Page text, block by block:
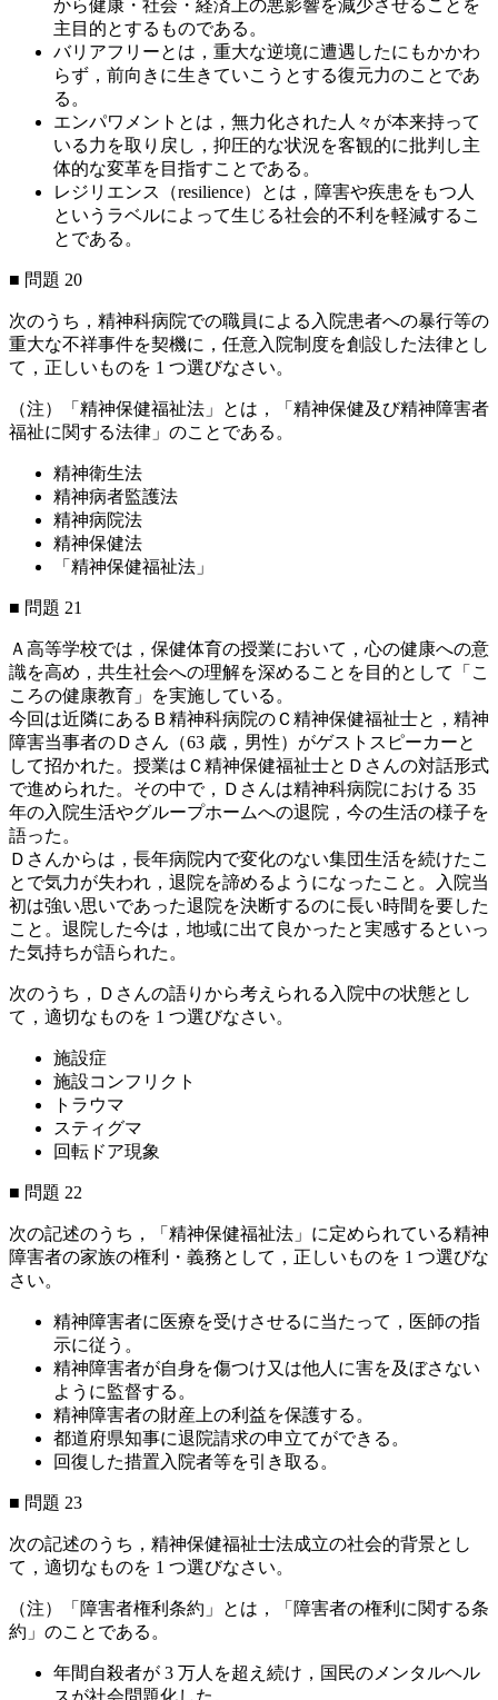
から健康・社会・経済上の悪影響を減少させることを
主目的とするものである。
バリアフリーとは，重大な逆境に遭遇したにもかかわ
らず，前向きに生きていこうとする復元力のことであ
る。
エンパワメントとは，無力化された人々が本来持って
いる力を取り戻し，抑圧的な状況を客観的に批判し主
体的な変革を目指すことである。
レジリエンス（resilience）とは，障害や疾患をもつ人
というラベルによって生じる社会的不利を軽減するこ
とである。
■ 問題 20
次のうち，精神科病院での職員による入院患者への暴行等の
重大な不祥事件を契機に，任意入院制度を創設した法律とし
て，正しいものを 1 つ選びなさい。
（注）「精神保健福祉法」とは，「精神保健及び精神障害者
福祉に関する法律」のことである。
精神衛生法
精神病者監護法
精神病院法
精神保健法
「精神保健福祉法」
■ 問題 21
Ａ高等学校では，保健体育の授業において，心の健康への意
識を高め，共生社会への理解を深めることを目的として「こ
ころの健康教育」を実施している。
今回は近隣にあるＢ精神科病院のＣ精神保健福祉士と，精神
障害当事者のＤさん（63 歳，男性）がゲストスピーカーと
して招かれた。授業はＣ精神保健福祉士とＤさんの対話形式
で進められた。その中で，Ｄさんは精神科病院における 35
年の入院生活やグループホームへの退院，今の生活の様子を
語った。
Ｄさんからは，長年病院内で変化のない集団生活を続けたこ
とで気力が失われ，退院を諦めるようになったこと。入院当
初は強い思いであった退院を決断するのに長い時間を要した
こと。退院した今は，地域に出て良かったと実感するといっ
た気持ちが語られた。
次のうち，Ｄさんの語りから考えられる入院中の状態とし
て，適切なものを 1 つ選びなさい。
施設症
施設コンフリクト
トラウマ
スティグマ
回転ドア現象
■ 問題 22
次の記述のうち，「精神保健福祉法」に定められている精神
障害者の家族の権利・義務として，正しいものを 1 つ選びな
さい。
精神障害者に医療を受けさせるに当たって，医師の指
示に従う。
精神障害者が自身を傷つけ又は他人に害を及ぼさない
ように監督する。
精神障害者の財産上の利益を保護する。
都道府県知事に退院請求の申立てができる。
回復した措置入院者等を引き取る。
■ 問題 23
次の記述のうち，精神保健福祉士法成立の社会的背景とし
て，適切なものを 1 つ選びなさい。
（注）「障害者権利条約」とは，「障害者の権利に関する条
約」のことである。
年間自殺者が 3 万人を超え続け，国民のメンタルヘル
スが社会問題化した。